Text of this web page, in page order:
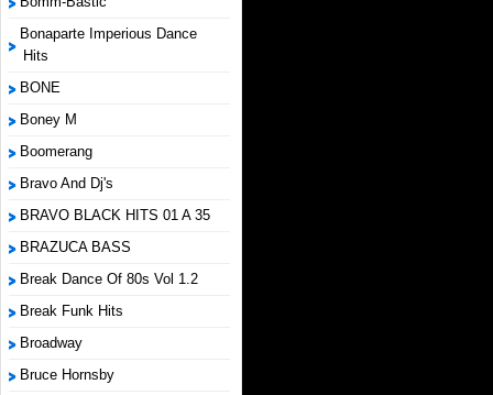
Bonaparte Imperious Dance
Hits
BONE
Boney M
Boomerang
Bravo And Dj's
BRAVO BLACK HITS 01 A 35
BRAZUCA BASS
Break Dance Of 80s Vol 1.2
Break Funk Hits
Broadway
Bruce Hornsby